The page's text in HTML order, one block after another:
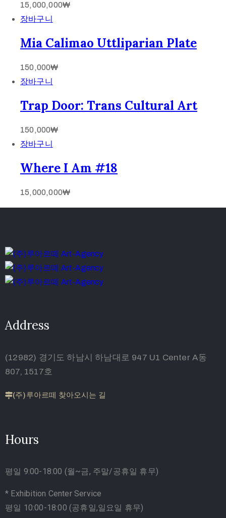
15,000,000₩
장바구니
Mia Calimao Uttliparian Plate
150,000₩
장바구니
Trap Door: Trans Cultural Art
150,000₩
장바구니
Where I Am #18
15,000,000₩
Address
(12982) 경기도 하남시 하남대로 947 U1 Center A동
807, 1517호
(주)루아르떼 찾아오시는 길
Hours
평일 9:00-18:00 (월~금, 주말/공휴일 휴무)
* Exhibition Center Service
평일 10:00-18:00 (공휴일,일요일 휴무)